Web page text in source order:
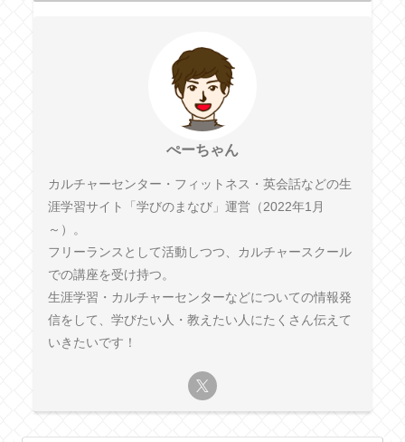
ぺーちゃん
カルチャーセンター・フィットネス・英会話などの生
涯学習サイト「学びのまなび」運営（2022年1月
～）。
フリーランスとして活動しつつ、カルチャースクール
での講座を受け持つ。
生涯学習・カルチャーセンターなどについての情報発
信をして、学びたい人・教えたい人にたくさん伝えて
いきたいです！